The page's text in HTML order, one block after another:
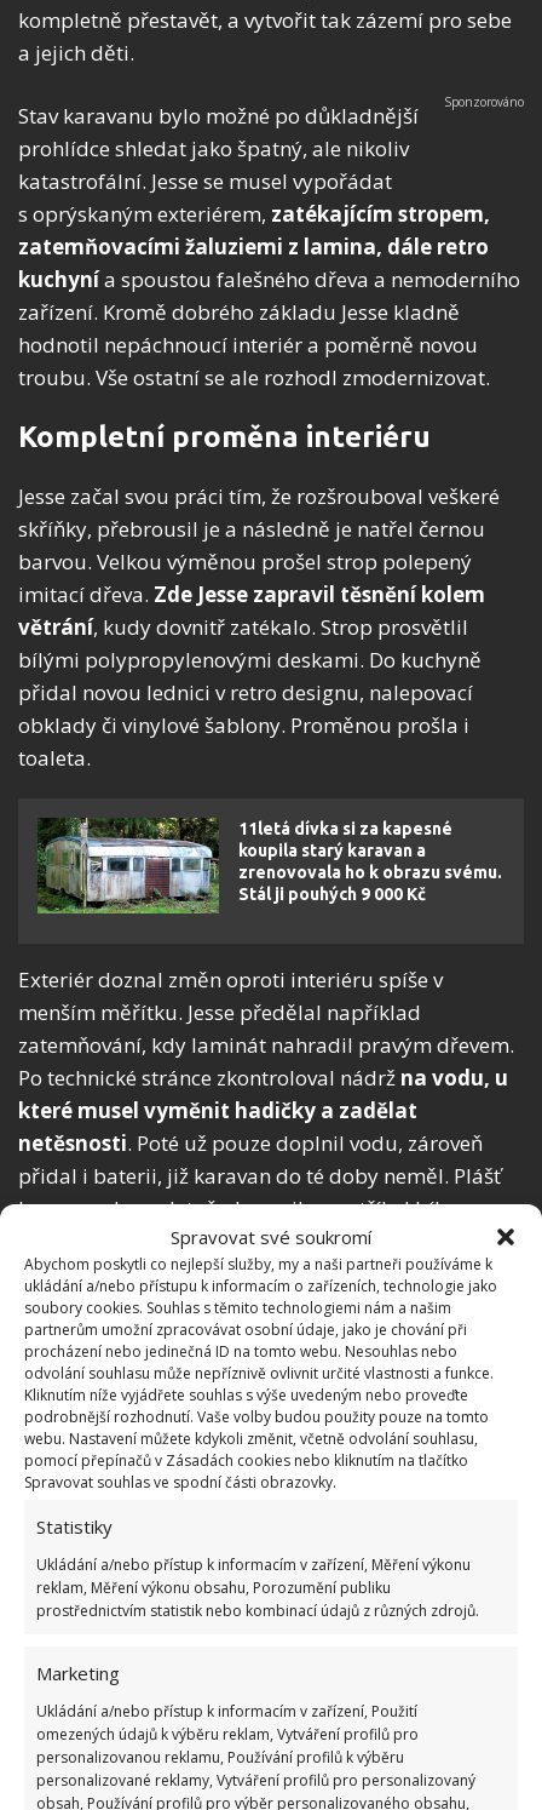
Spravovat své soukromí
Abychom poskytli co nejlepší služby, my a naši partneři používáme k
ukládání a/nebo přístupu k informacím o zařízeních, technologie jako
soubory cookies. Souhlas s těmito technologiemi nám a našim
partnerům umožní zpracovávat osobní údaje, jako je chování při
procházení nebo jedinečná ID na tomto webu. Nesouhlas nebo
odvolání souhlasu může nepříznivě ovlivnit určité vlastnosti a funkce.
Kliknutím níže vyjádřete souhlas s výše uvedeným nebo proveďte
podrobnější rozhodnutí. Vaše volby budou použity pouze na tomto
webu. Nastavení můžete kdykoli změnit, včetně odvolání souhlasu,
pomocí přepínačů v Zásadách cookies nebo kliknutím na tlačítko
Spravovat souhlas ve spodní části obrazovky.
Statistiky
Ukládání a/nebo přístup k informacím v zařízení, Měření výkonu
reklam, Měření výkonu obsahu, Porozumění publiku
prostřednictvím statistik nebo kombinací údajů z různých zdrojů.
Marketing
Ukládání a/nebo přístup k informacím v zařízení, Použití
omezených údajů k výběru reklam, Vytváření profilů pro
personalizovanou reklamu, Používání profilů k výběru
personalizované reklamy, Vytváření profilů pro personalizovaný
obsah, Používání profilů pro výběr personalizovaného obsahu,
kompletně přestavět, a vytvořit tak zázemí pro sebe
a jejich děti.
Stav karavanu bylo možné po důkladnější
prohlídce shledat jako špatný, ale nikoliv
katastrofální. Jesse se musel vypořádat
s oprýskaným exteriérem, zatékajícím stropem,
zatemňovacími žaluziemi z lamina, dále retro
kuchynía spoustou falešného dřeva a nemoderního
zařízení. Kromě dobrého základu Jesse kladně
hodnotil nepáchnoucí interiér a poměrně novou
troubu. Vše ostatní se ale rozhodl zmodernizovat.
Kompletní proměna interiéru
Jesse začal svou práci tím, že rozšrouboval veškeré
skříňky, přebrousil je a následně je natřel černou
barvou. Velkou výměnou prošel strop polepený
imitací dřeva. Zde Jesse zapravil těsnění kolem
větrání, kudy dovnitř zatékalo. Strop prosvětlil
bílými polypropylenovými deskami. Do kuchyně
přidal novou lednici v retro designu, nalepovací
obklady či vinylové šablony. Proměnou prošla i
toaleta.
11letá dívka si za kapesné
koupila starý karavan a
zrenovovala ho k obrazu svému.
Stál ji pouhých 9 000 Kč
Exteriér doznal změn oproti interiéru spíše v
menším měřítku. Jesse předělal například
zatemňování, kdy laminát nahradil pravým dřevem.
Po technické stránce zkontroloval nádrž na vodu, u
které musel vyměnit hadičky a zadělat
netěsnosti. Poté už pouze doplnil vodu, zároveň
přidal i baterii, již karavan do té doby neměl. Plášť
karavanu kompletně obrousil a nastříkal bílou
barvou s tím, že původní pruhy karavanu přestříkal
na černo.